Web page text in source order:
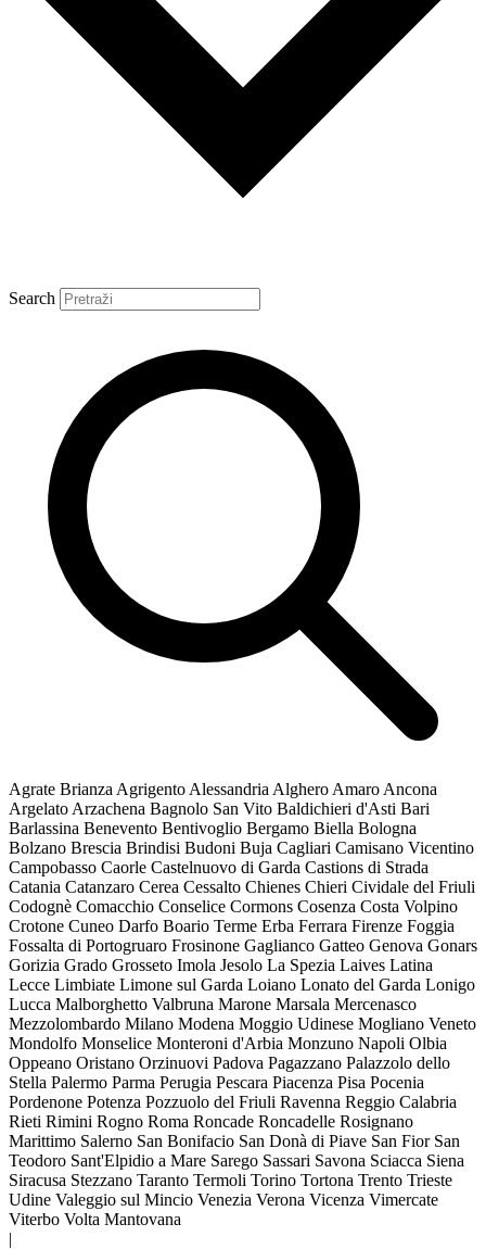
Search
Agrate Brianza Agrigento Alessandria Alghero Amaro Ancona
Argelato Arzachena Bagnolo San Vito Baldichieri d'Asti Bari
Barlassina Benevento Bentivoglio Bergamo Biella Bologna
Bolzano Brescia Brindisi Budoni Buja Cagliari Camisano Vicentino
Campobasso Caorle Castelnuovo di Garda Castions di Strada
Catania Catanzaro Cerea Cessalto Chienes Chieri Cividale del Friuli
Codognè Comacchio Conselice Cormons Cosenza Costa Volpino
Crotone Cuneo Darfo Boario Terme Erba Ferrara Firenze Foggia
Fossalta di Portogruaro Frosinone Gaglianco Gatteo Genova Gonars
Gorizia Grado Grosseto Imola Jesolo La Spezia Laives Latina
Lecce Limbiate Limone sul Garda Loiano Lonato del Garda Lonigo
Lucca Malborghetto Valbruna Marone Marsala Mercenasco
Mezzolombardo Milano Modena Moggio Udinese Mogliano Veneto
Mondolfo Monselice Monteroni d'Arbia Monzuno Napoli Olbia
Oppeano Oristano Orzinuovi Padova Pagazzano Palazzolo dello
Stella Palermo Parma Perugia Pescara Piacenza Pisa Pocenia
Pordenone Potenza Pozzuolo del Friuli Ravenna Reggio Calabria
Rieti Rimini Rogno Roma Roncade Roncadelle Rosignano
Marittimo Salerno San Bonifacio San Donà di Piave San Fior San
Teodoro Sant'Elpidio a Mare Sarego Sassari Savona Sciacca Siena
Siracusa Stezzano Taranto Termoli Torino Tortona Trento Trieste
Udine Valeggio sul Mincio Venezia Verona Vicenza Vimercate
Viterbo Volta Mantovana
|